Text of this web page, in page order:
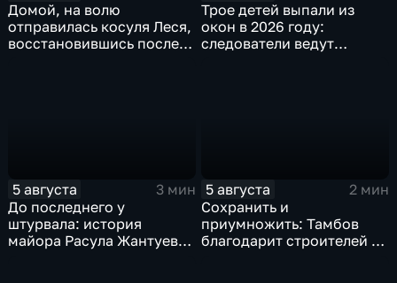
Домой, на волю
отправилась косуля Леся,
восстановившись после
Трое детей выпали из
окон в 2026 году:
следователи ведут
5 августа
3 мин
До последнего у
штурвала: история
майора Расула Жантуева,
5 августа
2 мин
Сохранить и
приумножить: Тамбов
благодарит строителей за